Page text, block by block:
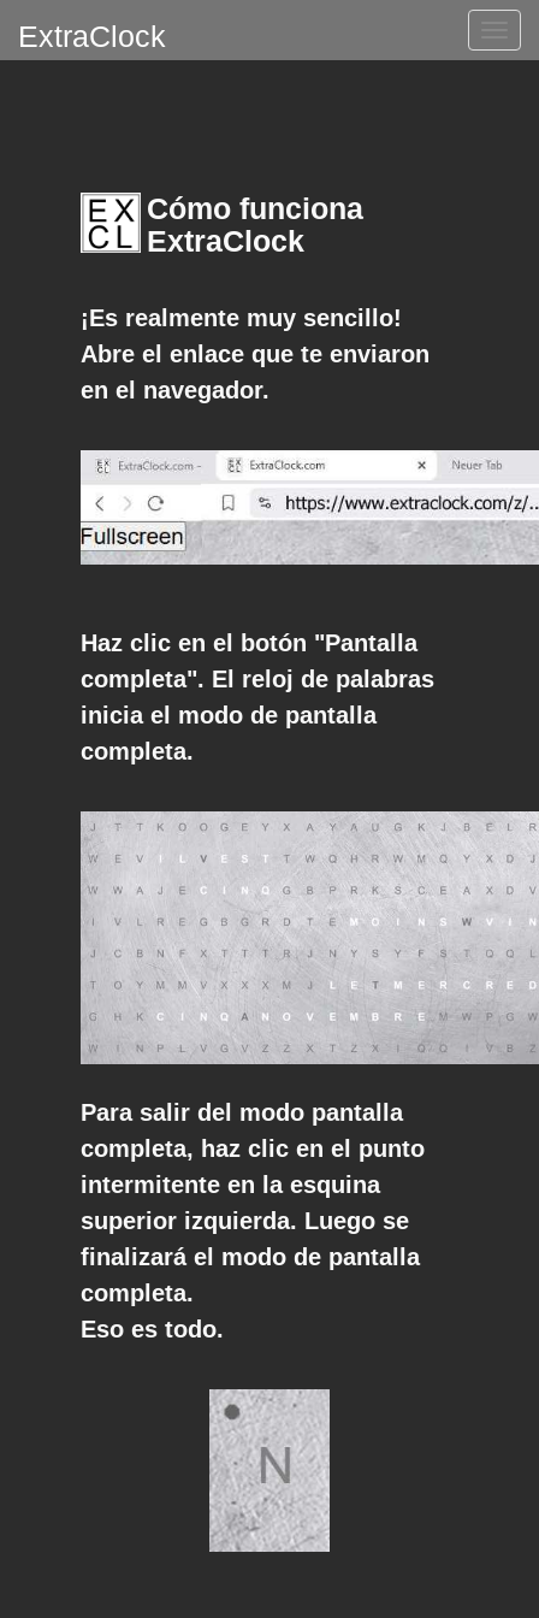
ExtraClock
Cómo funciona
ExtraClock
¡Es realmente muy sencillo!
Abre el enlace que te enviaron
en el navegador.
Haz clic en el botón "Pantalla
completa". El reloj de palabras
inicia el modo de pantalla
completa.
Para salir del modo pantalla
completa, haz clic en el punto
intermitente en la esquina
superior izquierda. Luego se
finalizará el modo de pantalla
completa.
Eso es todo.